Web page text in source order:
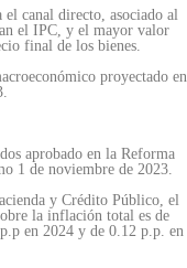
canal directo, asociado al
el IPC, y el mayor valor
final de los bienes.
proyectado en
aprobado en la Reforma
1 de noviembre de 2023.
y Crédito Público, el
la inflación total es de
en 2024 y de 0.12 p.p. en